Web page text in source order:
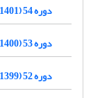
دوره 54 (1401)
دوره 53 (1400)
دوره 52 (1399)